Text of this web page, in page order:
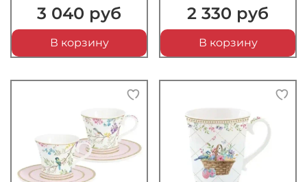
3 040 руб
В корзину
2 330 руб
В корзину